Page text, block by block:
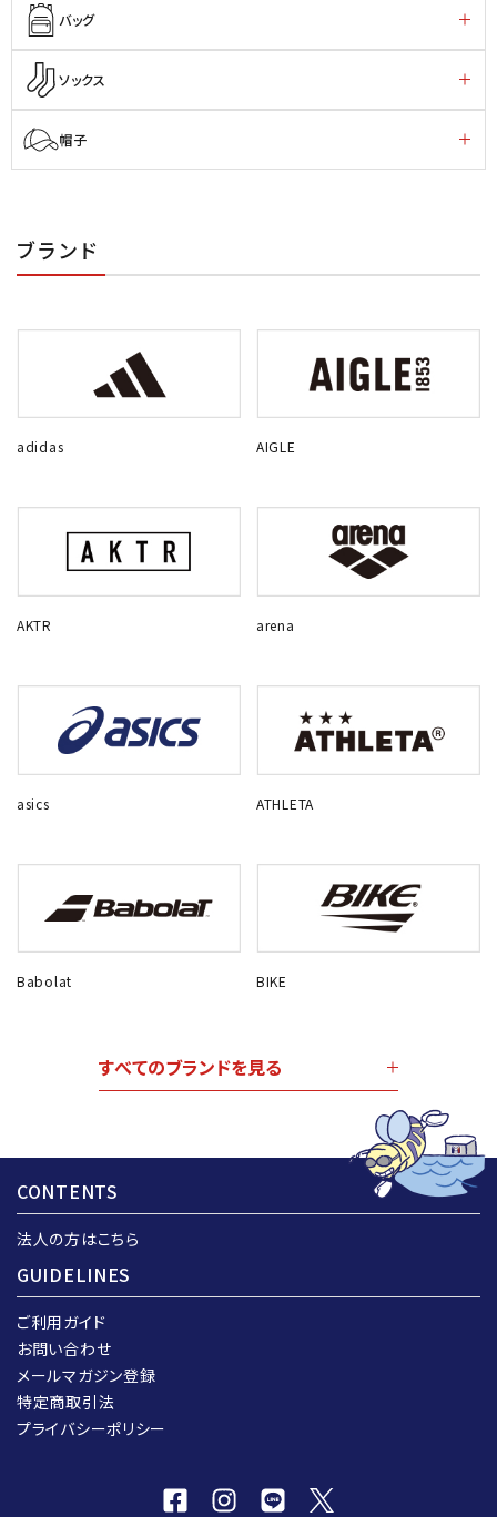
バッグ
ソックス
帽子
ブランド
adidas AIGLE
AKTR arena
asics ATHLETA
Babolat BIKE
すべてのブランドを見る
CONTENTS
法人の方はこちら
GUIDELINES
ご利用ガイド
お問い合わせ
メールマガジン登録
特定商取引法
プライバシーポリシー